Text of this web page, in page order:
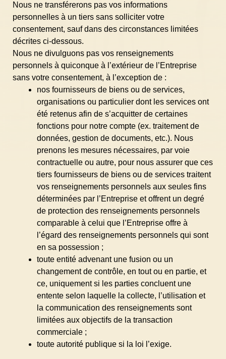
Nous ne transférerons pas vos informations
personnelles à un tiers sans solliciter votre
consentement, sauf dans des circonstances limitées
décrites ci-dessous.
Nous ne divulguons pas vos renseignements
personnels à quiconque à l’extérieur de l’Entreprise
sans votre consentement, à l’exception de :
nos fournisseurs de biens ou de services,
organisations ou particulier dont les services ont
été retenus afin de s’acquitter de certaines
fonctions pour notre compte (ex. traitement de
données, gestion de documents, etc.). Nous
prenons les mesures nécessaires, par voie
contractuelle ou autre, pour nous assurer que ces
tiers fournisseurs de biens ou de services traitent
vos renseignements personnels aux seules fins
déterminées par l’Entreprise et offrent un degré
de protection des renseignements personnels
comparable à celui que l’Entreprise offre à
l’égard des renseignements personnels qui sont
en sa possession ;
toute entité advenant une fusion ou un
changement de contrôle, en tout ou en partie, et
ce, uniquement si les parties concluent une
entente selon laquelle la collecte, l’utilisation et
la communication des renseignements sont
limitées aux objectifs de la transaction
commerciale ;
toute autorité publique si la loi l’exige.